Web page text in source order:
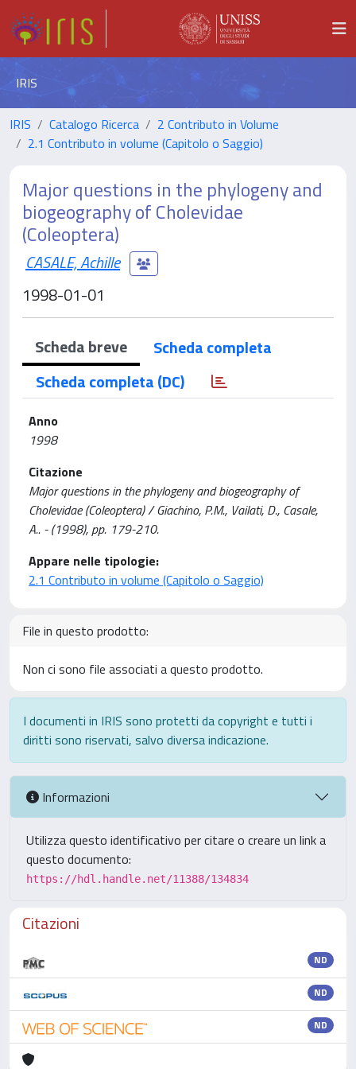
IRIS
IRIS Catalogo Ricerca
2 Contributo in Volume
2.1 Contributo in volume (Capitolo o Saggio)
Major questions in the phylogeny and
biogeography of Cholevidae
(Coleoptera)
CASALE, Achille
1998-01-01
Scheda breve
Scheda completa
Scheda completa (DC)
Anno
1998
Citazione
Major questions in the phylogeny and biogeography of
Cholevidae (Coleoptera) / Giachino, P.M., Vailati, D., Casale,
A.. - (1998), pp. 179-210.
Appare nelle tipologie:
2.1 Contributo in volume (Capitolo o Saggio)
File in questo prodotto:
Non ci sono file associati a questo prodotto.
I documenti in IRIS sono protetti da copyright e tutti i
diritti sono riservati, salvo diversa indicazione.
Informazioni
Utilizza questo identificativo per citare o creare un link a
questo documento:
https://hdl.handle.net/11388/134834
Citazioni
ND
ND
ND